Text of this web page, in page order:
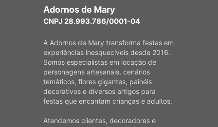
Adornos de Mary
CNPJ 28.993.786/0001-04
A Adornos de Mary transforma festas em
experiências inesquecíveis desde 2016.
Somos especialistas em locação de
personagens artesanais, cenários
temáticos, flores gigantes, painéis
decorativos e diversos artigos para
festas que encantam crianças e adultos.
Atendemos clientes, decoradores e